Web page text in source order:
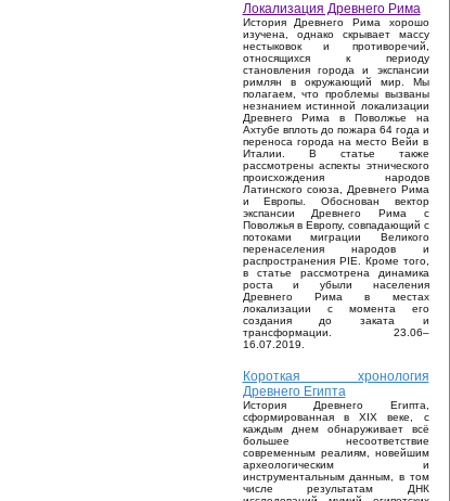
Локализация Древнего Рима
История Древнего Рима хорошо
изучена, однако скрывает массу
нестыковок и противоречий,
относящихся к периоду
становления города и экспансии
римлян в окружающий мир. Мы
полагаем, что проблемы вызваны
незнанием истинной локализации
Древнего Рима в Поволжье на
Ахтубе вплоть до пожара 64 года и
переноса города на место Вейи в
Италии. В статье также
рассмотрены аспекты этнического
происхождения народов
Латинского союза, Древнего Рима
и Европы. Обоснован вектор
экспансии Древнего Рима с
Поволжья в Европу, совпадающий с
потоками миграции Великого
перенаселения народов и
распространения PIE. Кроме того,
в статье рассмотрена динамика
роста и убыли населения
Древнего Рима в местах
локализации с момента его
создания до заката и
трансформации. 23.06–
16.07.2019.
Короткая хронология
Древнего Египта
История Древнего Египта,
сформированная в XIX веке, с
каждым днем обнаруживает всё
большее несоответствие
современным реалиям, новейшим
археологическим и
инструментальным данным, в том
числе результатам ДНК